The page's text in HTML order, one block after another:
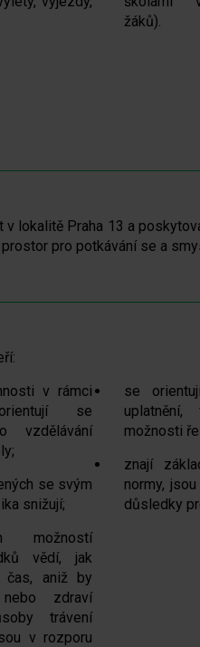
žáků).
lokalitě Praha 13 a
pro potkávání se a
v rámci
se
vzdělávání
se svým
snižují;
možností
vědí, jak
čas, aniž by
zdraví
trávení
v rozporu
se
možnosti
znají
normy,
důsledky